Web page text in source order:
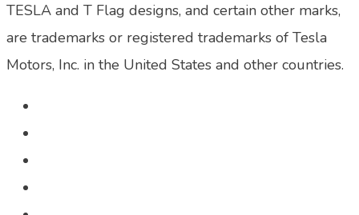
TESLA and T Flag designs, and certain other marks,
are trademarks or registered trademarks of Tesla
Motors, Inc. in the United States and other countries.